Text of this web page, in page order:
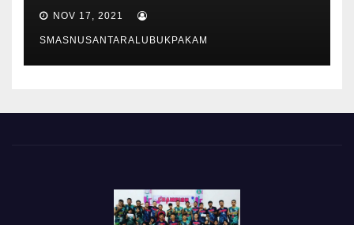
NOV 17, 2021
SMASNUSANTARALUBUKPAKAM